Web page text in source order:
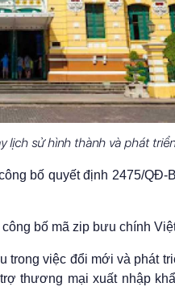
lịch sử hình thành và phát triển
bố quyết định 2475/QĐ-
bố mã zip bưu chính
trong việc đổi mới và phát
thương mại xuất nhập